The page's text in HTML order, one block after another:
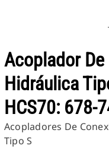
Acoplador
Hidráulica
HCS70: 678-
Acopladores De
Tipo S